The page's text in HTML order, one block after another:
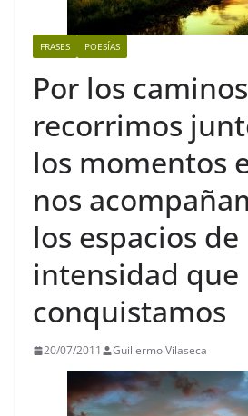
FRASES POESÍAS
Por los
recorrimos
los momentos
nos
los espacios de
intensidad que
conquistamos
20/07/2011 Guillermo Vilaseca